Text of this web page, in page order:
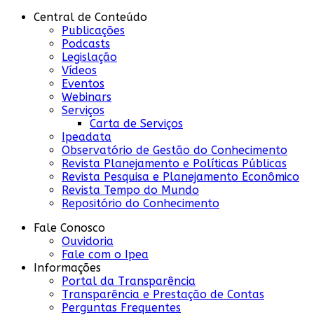
Central de Conteúdo
Publicações
Podcasts
Legislação
Vídeos
Eventos
Webinars
Serviços
Carta de Serviços
Ipeadata
Observatório de Gestão do Conhecimento
Revista Planejamento e Políticas Públicas
Revista Pesquisa e Planejamento Econômico
Revista Tempo do Mundo
Repositório do Conhecimento
Fale Conosco
Ouvidoria
Fale com o Ipea
Informações
Portal da Transparência
Transparência e Prestação de Contas
Perguntas Frequentes